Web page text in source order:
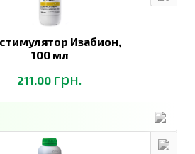
Изабион,
100 мл
211.00 грн.